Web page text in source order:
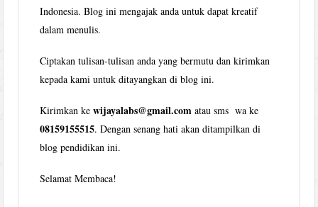
Indonesia. Blog ini mengajak anda untuk dapat kreatif
dalam menulis.
Ciptakan tulisan-tulisan anda yang bermutu dan kirimkan
kepada kami untuk ditayangkan di blog ini.
Kirimkan kewijayalabs@gmail.com atau sms wa ke
08159155515. Dengan senang hati akan ditampilkan di
blog pendidikan ini.
Selamat Membaca!